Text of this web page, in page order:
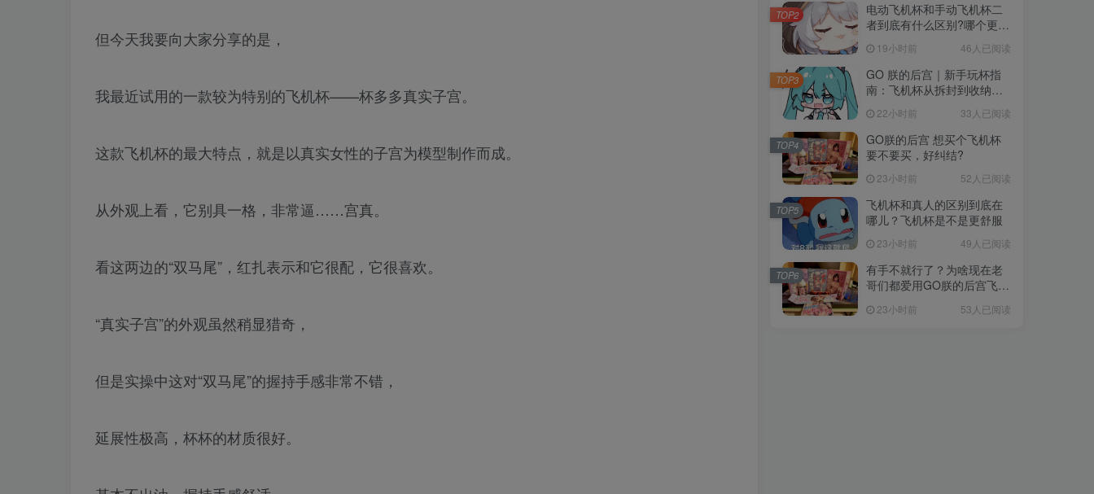
但今天我要向大家分享的是，
我最近试用的一款较为特别的飞机杯——杯多多真实子宫。
这款飞机杯的最大特点，就是以真实女性的子宫为模型制作而成。
从外观上看，它别具一格，非常逼……宫真。
看这两边的“双马尾”，红扎表示和它很配，它很喜欢。
“真实子宫”的外观虽然稍显猎奇，
但是实操中这对“双马尾”的握持手感非常不错，
延展性极高，杯杯的材质很好。
电动飞机杯和手动飞机杯二
者到底有什么区别?哪个更
19小时前 46人已阅读
TOP2
GO 朕的后宫｜新手玩杯指
南：飞机杯从拆封到收纳一
步到位
22小时前 33人已阅读
TOP3
GO朕的后宫 想买个飞机杯
要不要买，好纠结?
23小时前 52人已阅读
TOP4
飞机杯和真人的区别到底在
哪儿？飞机杯是不是更舒服
23小时前 49人已阅读
TOP5
有手不就行了？为啥现在老
哥们都爱用GO朕的后宫飞机
23小时前 53人已阅读
TOP6